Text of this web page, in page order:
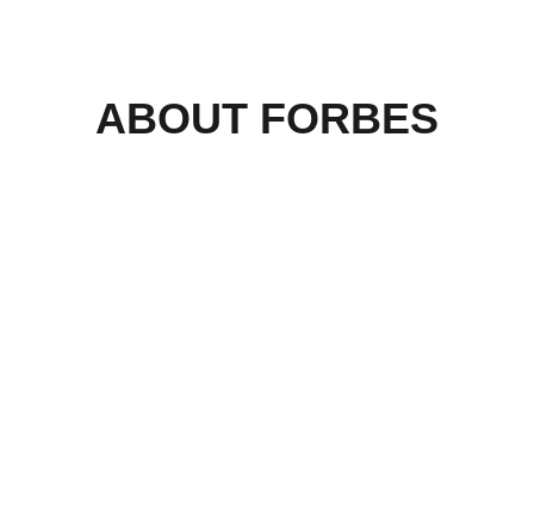
ABOUT FORBES